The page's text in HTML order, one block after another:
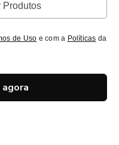
Produtos
de Uso e com a Políticas da